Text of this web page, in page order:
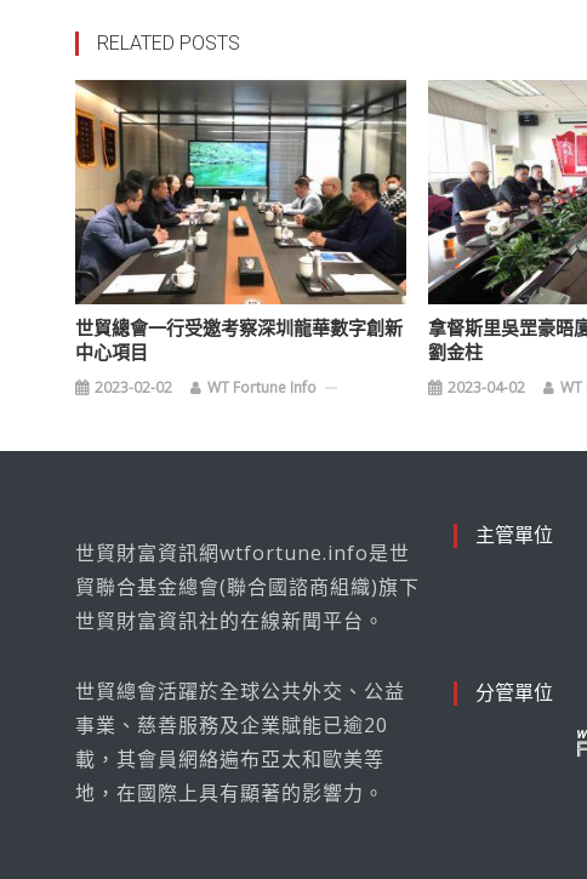
RELATED POSTS
世貿總會一行受邀考察深圳龍華數字創新
中心項目
2023-02-02 WT Fortune Info
拿督斯里吳罡豪晤
劉金柱
2023-04-02
世貿財富資訊網wtfortune.info是世
貿聯合基金總會(聯合國諮商組織)旗下
世貿財富資訊社的在線新聞平台。
世貿總會活躍於全球公共外交、公益
事業、慈善服務及企業賦能已逾20
載，其會員網絡遍布亞太和歐美等
地，在國際上具有顯著的影響力。
主管單位
分管單位